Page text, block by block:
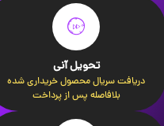
تحویل آنی
دریافت سریال محصول خریداری شده
بلافاصله پس از پرداخت